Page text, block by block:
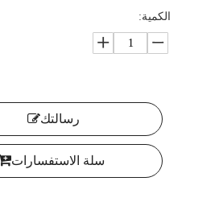
الكمية:
رسالتك
سلة الاستفسارات